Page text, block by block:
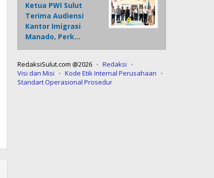
Ketua PWI Sulut
Terima Audiensi
Kantor Imigrasi
Manado, Perk…
RedaksiSulut.com @2026
Redaksi
Visi dan Misi
Kode Etik Internal Perusahaan
Standart Operasional Prosedur